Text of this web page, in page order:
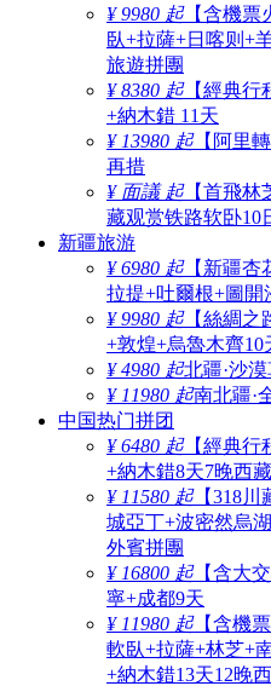
¥ 9980 起【含機票
臥+拉薩+日喀则+
旅遊拼團
¥ 8380 起【經典行
+納木錯 11天
¥ 13980 起【阿里
再措
¥ 面議 起【首飛林
藏观赏铁路软卧10
新疆旅游
¥ 6980 起【新疆杏
拉提+吐爾根+圖開
¥ 9980 起【絲綢之
+敦煌+烏魯木齊10
¥ 4980 起北疆·沙
¥ 11980 起南北疆·
中国热门拼团
¥ 6480 起【經典行
+納木錯8天7晚西
¥ 11580 起【318川
城亞丁+波密然烏
外賓拼團
¥ 16800 起【含大
寧+成都9天
¥ 11980 起【含機
軟臥+拉薩+林芝+
+納木錯13天12晚